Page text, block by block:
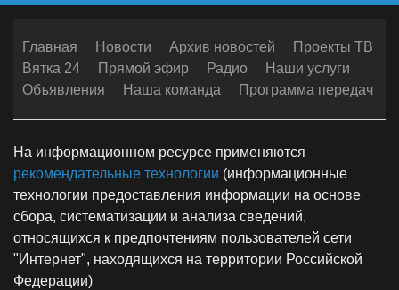
Главная Новости Архив новостей
Проекты ТВ
Вятка 24
Прямой эфир Радио
Наши услуги
Объявления
Наша команда Программа передач
На информационном ресурсе применяются
рекомендательные технологии (информационные
технологии предоставления информации на основе
сбора, систематизации и анализа сведений,
относящихся к предпочтениям пользователей сети
"Интернет", находящихся на территории Российской
Федерации)